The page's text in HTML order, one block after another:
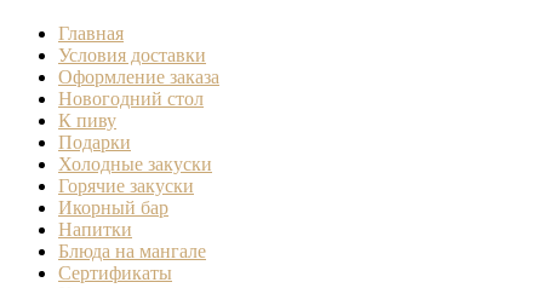
Главная
Условия доставки
Оформление заказа
Новогодний стол
К пиву
Подарки
Холодные закуски
Горячие закуски
Икорный бар
Напитки
Блюда на мангале
Сертификаты